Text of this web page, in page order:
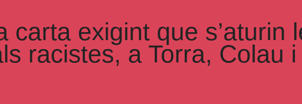
carta exigint que s’aturin
racistes, a Torra, Colau i